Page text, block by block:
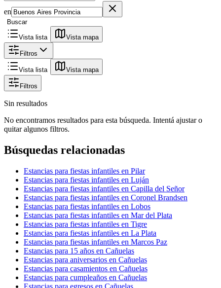
en
Buscar
Vista lista Vista mapa
Filtros
Vista lista Vista mapa
Filtros
Sin resultados
No encontramos resultados para esta búsqueda. Intentá ajustar o
quitar algunos filtros.
Búsquedas relacionadas
Estancias para fiestas infantiles en Pilar
Estancias para fiestas infantiles en Luján
Estancias para fiestas infantiles en Capilla del Señor
Estancias para fiestas infantiles en Coronel Brandsen
Estancias para fiestas infantiles en Lobos
Estancias para fiestas infantiles en Mar del Plata
Estancias para fiestas infantiles en Tigre
Estancias para fiestas infantiles en La Plata
Estancias para fiestas infantiles en Marcos Paz
Estancias para 15 años en Cañuelas
Estancias para aniversarios en Cañuelas
Estancias para casamientos en Cañuelas
Estancias para cumpleaños en Cañuelas